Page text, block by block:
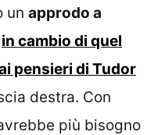
un approdo a
in cambio di quel
pensieri di Tudor
destra. Con
più bisogno